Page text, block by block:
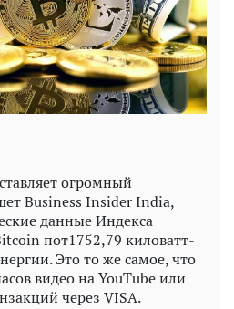
огромный
Business Insider India,
данные Индекса
пот1752,79 киловатт-
Это то же самое, что
видео на YouTube или
через VISA.